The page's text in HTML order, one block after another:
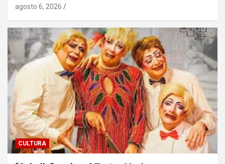
agosto 6, 2026
CULTURA